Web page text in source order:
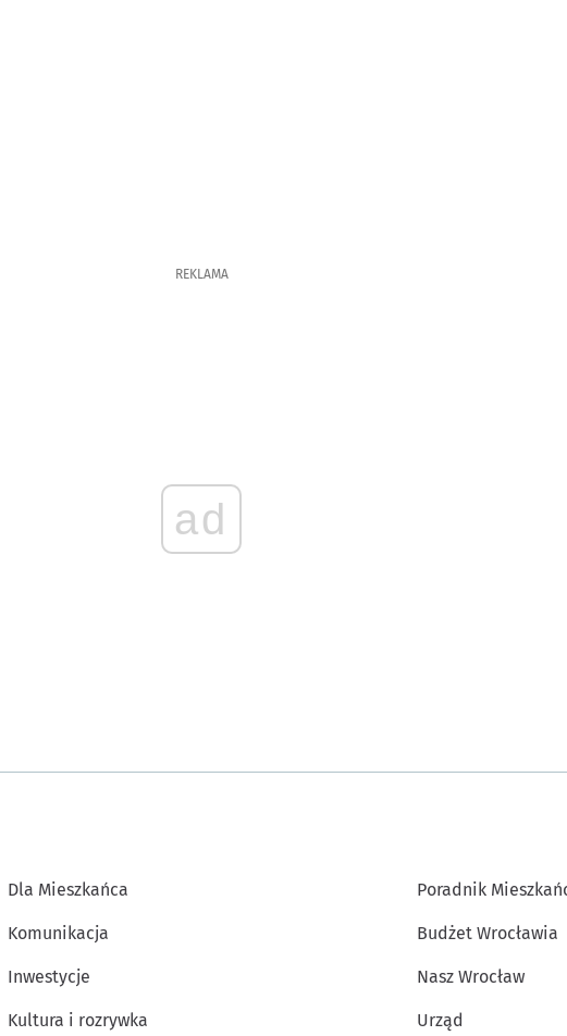
REKLAMA
ad
Dla Mieszkańca
Komunikacja
Inwestycje
Kultura i rozrywka
Poradnik
Budżet Wrocławia
Nasz Wrocław
Urząd